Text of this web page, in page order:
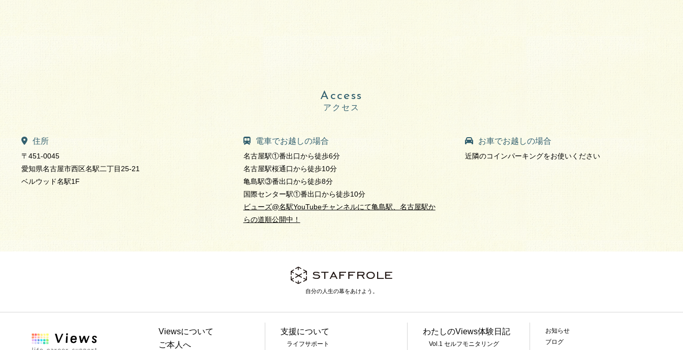
Access
住所
〒451-0045
愛知県名古屋市西区名駅二丁目25-21
ベルウッド名駅1F
電車でお越しの場合
名古屋駅①番出口から徒歩6分
名古屋駅桜通口から徒歩10分
亀島駅③番出口から徒歩8分
国際センター駅①番出口から徒歩10分
ビューズ@名駅YouTubeチャンネルにて亀島駅、名古屋駅か
らの道順公開中！
お車でお越しの場合
近隣のコインパーキングをお使いください
自分の人生の幕をあけよう。
Viewsについて
ご本人へ
支援について
ライフサポート
わたしのViews体験日記
Vol.1 セルフモニタリング
お知らせ
ブログ